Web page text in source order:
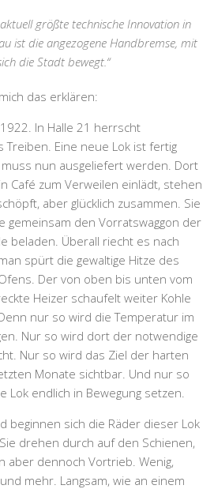
größte technische Innovation in
ist die angezogene Handbremse, mit
die Stadt bewegt.“
das erklären:
In Halle 21 herrscht
Treiben. Eine neue Lok ist fertig
nun ausgeliefert werden. Dort
Café zum Verweilen einlädt, stehen
aber glücklich zusammen. Sie
gemeinsam den Vorratswaggon der
beladen. Überall riecht es nach
spürt die gewaltige Hitze des
Der von oben bis unten vom
Heizer schaufelt weiter Kohle
nur so wird die Temperatur im
Nur so wird dort der notwendige
Nur so wird das Ziel der harten
Monate sichtbar. Und nur so
Lok endlich in Bewegung setzen.
beginnen sich die Räder dieser Lok
drehen durch auf den Schienen,
aber dennoch Vortrieb. Wenig,
mehr. Langsam, wie an einem